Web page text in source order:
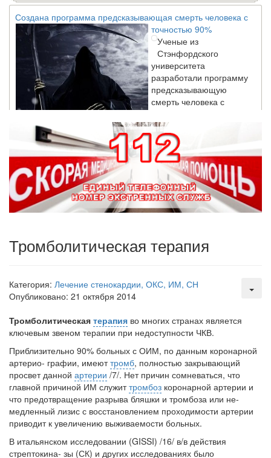
Создана программа предсказывающая смерть человека с
точностью 90%
Ученые из
Стэнфордского
университета
разработали программу
предсказывающую
смерть человека с
высокой точностью.
Зарплата врачей в 2018 году превысит средний доход
россиян в два раза
Глава Минздрава РФ
Вероника Скворцова
опровергла
сообщение о падении
ближайшие годы. Она
заявила об этом на
Местная анестезия развивает кардиотоксичность
надзору в сфере
здравоохранения озвучила
тревожную статистику. Она
касаются увеличения риска
острой кардиотоксичности и
роста сопутствующих
осложнений от...
Закон о праве родителей находиться с детьми в
реанимации внесен в Госдуму
Тромболитическая терапия
Категория: Лечение стенокардии, ОКС, ИМ, СН
Опубликовано: 21 октября 2014
Тромболитическая терапия во многих странах является
ключевым зве­ном терапии при недоступности ЧКВ.
Приблизительно 90% больных с ОИМ, по данным коронарной
артерио- графии, имеюттромб, полностью закрывающий
просвет данной артерии /7/. Нет причин сомневаться, что
главной причиной ИМ служиттромбоз коро­нарной артерии и
что предотвращение разрыва бляшки и тромбоза или не­
медленный лизис с восстановлением проходимости артерии
приводит к уве­личению выживаемости больных.
В итальянском исследовании (GISSI) /16/ в/в действия
стрептокина- зы (СК) и других исследованиях было